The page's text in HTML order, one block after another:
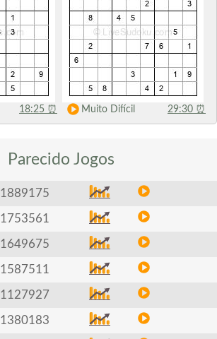
18:25 ⏰ Muito Difícil 29:30 ⏰
Parecido Jogos
1889175
1753561
1649675
1587511
1127927
1380183